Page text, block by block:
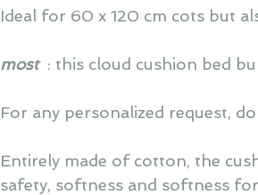
Ideal for 60 x 120 cm cots but
most: this cloud cushion bed
For any personalized request,
Entirely made of cotton, the
safety, softness and softness